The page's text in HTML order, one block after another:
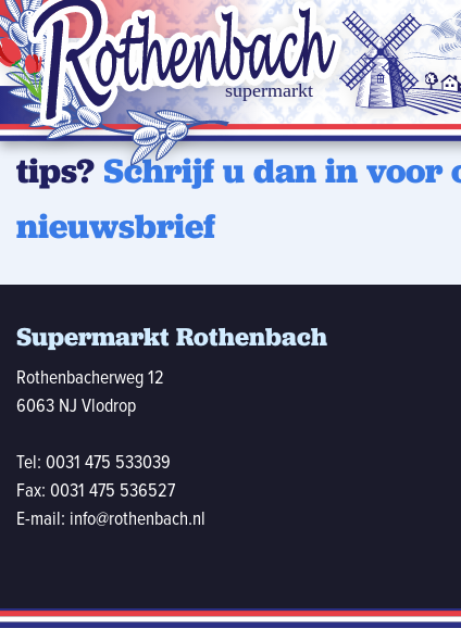
Wilt u op de hoogte blijven
laatste aanbiedingen of
tips? Schrijf u dan in voor
nieuwsbrief
Supermarkt Rothenbach
Rothenbacherweg 12
6063 NJ Vlodrop
Tel: 0031 475 533039
Fax: 0031 475 536527
E-mail: info@rothenbach.nl